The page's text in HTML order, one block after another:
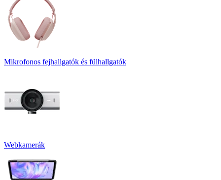
Mikrofonos fejhallgatók és fülhallgatók
Webkamerák